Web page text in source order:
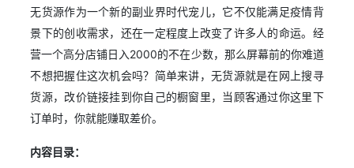
无货源作为一个新的副业界时代宠儿，它不仅能满足疫情背
景下的创收需求，还在一定程度上改变了许多人的命运。经
营一个高分店铺日入2000的不在少数，那么屏幕前的你难道
不想把握住这次机会吗？简单来讲，无货源就是在网上搜寻
货源，改价链接挂到你自己的橱窗里，当顾客通过你这里下
订单时，你就能赚取差价。
内容目录：